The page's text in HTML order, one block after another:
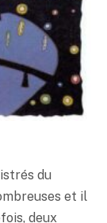
du
et il
deux